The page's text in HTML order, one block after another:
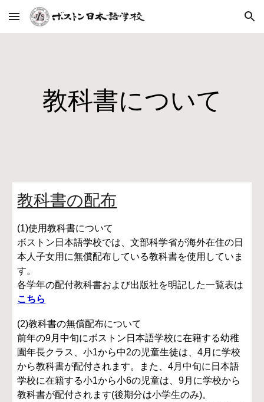
Skip to main content Skip to navigation
教科書について
教科書の配布
(1)使用教科書について
ボストン日本語学校では、文部科学省が海外在住の日
本人子女用に無償配布している教科書を使用していま
す。
各学年の配付教科書および出版社を明記した一覧表は
こちら
(2)教科書の無償配布について
前年の9月中旬にボストン日本語学校に在籍する幼稚
園年長クラス、小1から中2の児童生徒は、4月に学校
から教科書が配付されます。また、4月中旬に日本語
学校に在籍する小1から小6の児童は、9月に学校から
教科書が配付されます(後期分は小学生のみ)。